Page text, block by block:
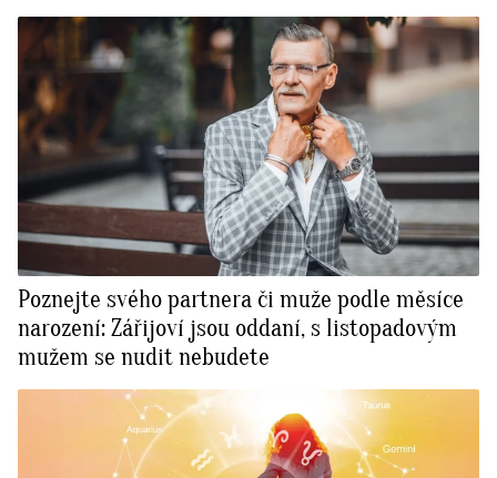
Poznejte svého partnera či muže podle měsíce
narození: Zářijoví jsou oddaní, s listopadovým
mužem se nudit nebudete